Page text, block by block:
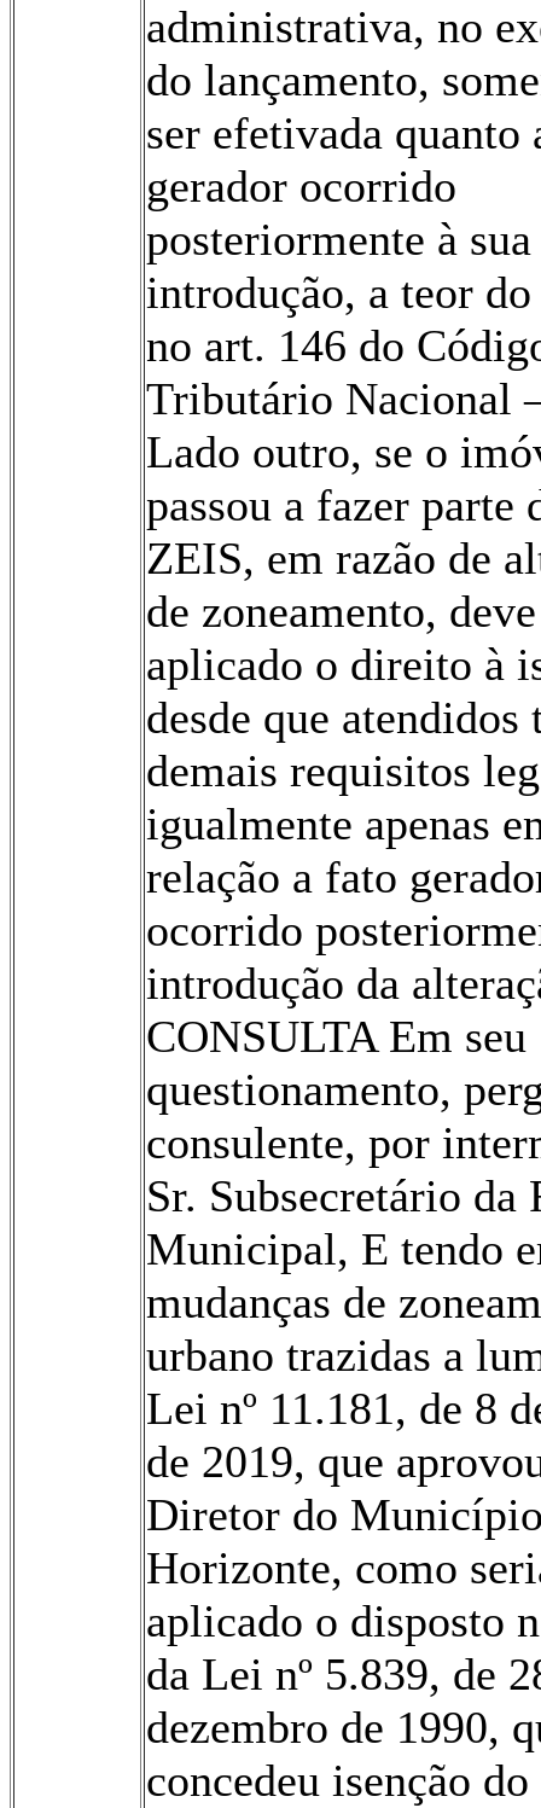
administrativa, no
do lançamento,
ser efetivada quanto
gerador ocorrido
posteriormente à sua
introdução, a teor
no art. 146 do
Tributário Nacional
Lado outro, se o
passou a fazer parte
ZEIS, em razão de
de zoneamento,
aplicado o direito à
desde que atendidos
demais requisitos
igualmente apenas
relação a fato
ocorrido
introdução da
CONSULTA Em seu
questionamento,
consulente, por
Sr. Subsecretário da
Municipal, E tendo
mudanças de
urbano trazidas a
Lei nº 11.181, de 8
de 2019, que
Diretor do
Horizonte, como
aplicado o disposto
da Lei nº 5.839, de
dezembro de 1990,
concedeu isenção